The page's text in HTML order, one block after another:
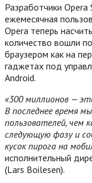
Разработчики
ежемесячная
Opera теперь
количество вошли
браузером как на
гаджетах под
Android.
«300 миллионов —
В последнее время
пользователей, чем
следующую фазу и
кусок пирога на
исполнительный
(Lars Boilesen).